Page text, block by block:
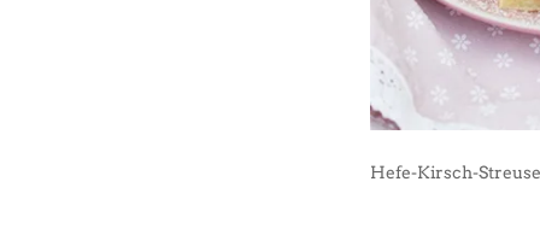
Hefe-Kirsch-